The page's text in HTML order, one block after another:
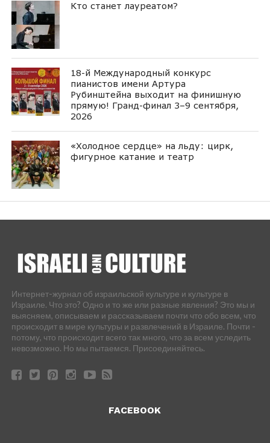
Кто станет лауреатом?
18-й Международный конкурс
пианистов имени Артура
Рубинштейна выходит на финишную
прямую! Гранд-финал 3–9 сентября,
2026
«Холодное сердце» на льду: цирк,
фигурное катание и театр
Интернет-журнал об израильской культуре и культуре в
Израиле. Что это? Одно и то же или разные явления? Это мы и
выясняем, описываем и рассказываем почти что обо всем, что
происходит в мире культуры и развлечений в Израиле. Почти -
потому, что происходит всего так много, что за всем уследить
невозможно. Но мы пытаемся. Присоединяйтесь.
FACEBOOK